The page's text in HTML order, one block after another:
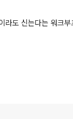
라도 신는다는 워크